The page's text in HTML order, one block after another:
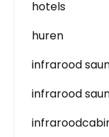
hotels
huren
infrarood
infrarood